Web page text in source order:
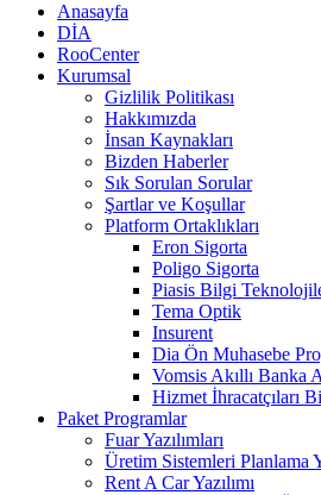
Anasayfa
DİA
RooCenter
Kurumsal
Gizlilik Politikası
Hakkımızda
İnsan Kaynakları
Bizden Haberler
Sık Sorulan Sorular
Şartlar ve Koşullar
Platform Ortaklıkları
Eron Sigorta
Poligo Sigorta
Piasis Bilgi
Tema Optik
Insurent
Dia Ön Muhasebe
Vomsis Akıllı Banka
Hizmet İhracatçıları
Paket Programlar
Fuar Yazılımları
Üretim Sistemleri Planlama
Rent A Car Yazılımı